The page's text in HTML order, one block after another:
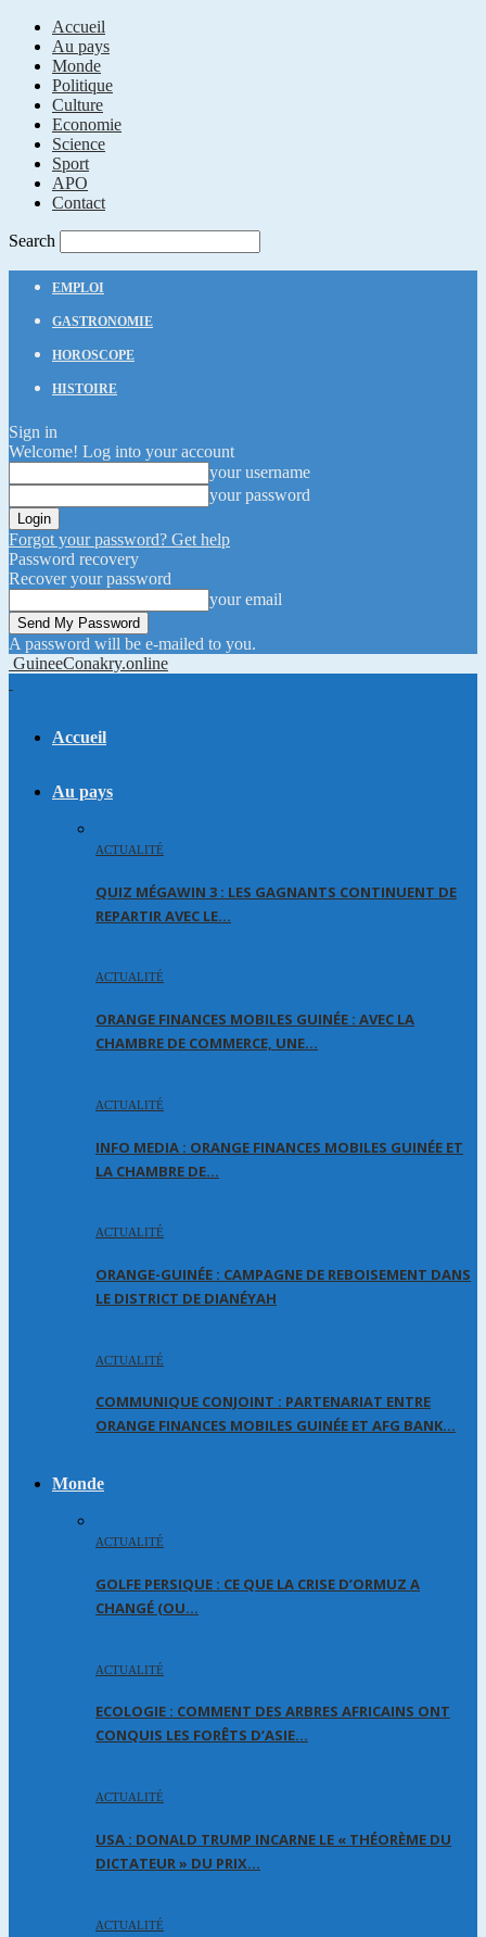
Accueil
Au pays
Monde
Politique
Culture
Economie
Science
Sport
APO
Contact
Search
EMPLOI
GASTRONOMIE
HOROSCOPE
HISTOIRE
Sign in
Welcome! Log into your account
your username
your password
Forgot your password? Get help
Password recovery
Recover your password
your email
A password will be e-mailed to you.
GuineeConakry.online
Accueil
Au pays
ACTUALITÉ
QUIZ MÉGAWIN 3 : LES GAGNANTS CONTINUENT DE
REPARTIR AVEC LE…
ACTUALITÉ
ORANGE FINANCES MOBILES GUINÉE : AVEC LA
CHAMBRE DE COMMERCE, UNE…
ACTUALITÉ
INFO MEDIA : ORANGE FINANCES MOBILES GUINÉE ET
LA CHAMBRE DE…
ACTUALITÉ
ORANGE-GUINÉE : CAMPAGNE DE REBOISEMENT DANS
LE DISTRICT DE DIANÉYAH
ACTUALITÉ
COMMUNIQUE CONJOINT : PARTENARIAT ENTRE
ORANGE FINANCES MOBILES GUINÉE ET AFG BANK…
Monde
ACTUALITÉ
GOLFE PERSIQUE : CE QUE LA CRISE D’ORMUZ A
CHANGÉ (OU…
ACTUALITÉ
ECOLOGIE : COMMENT DES ARBRES AFRICAINS ONT
CONQUIS LES FORÊTS D’ASIE…
ACTUALITÉ
USA : DONALD TRUMP INCARNE LE « THÉORÈME DU
DICTATEUR » DU PRIX…
ACTUALITÉ